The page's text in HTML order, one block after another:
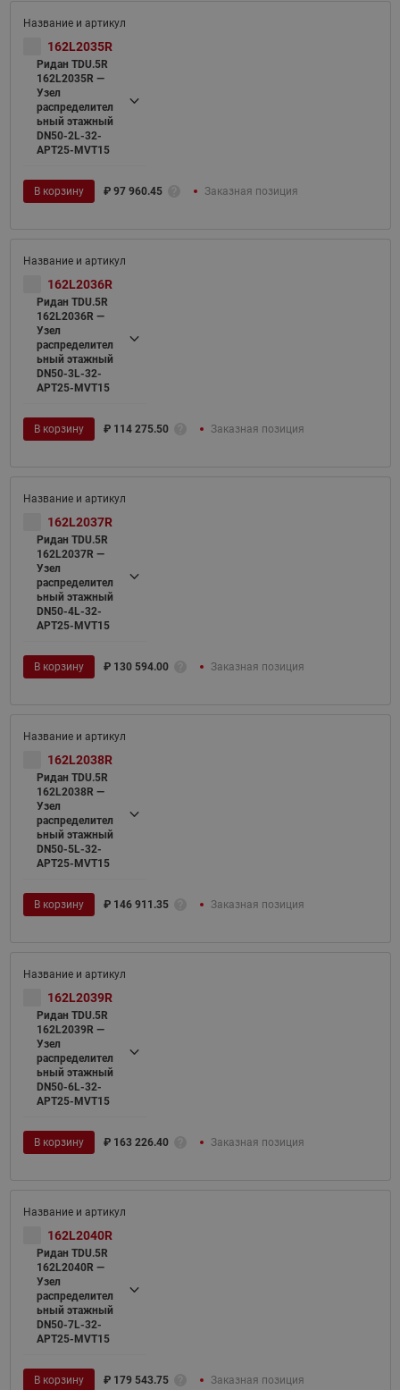
162L2035R
Ридан TDU.5R
162L2035R —
Узел
распределител
ьный этажный
DN50-2L-32-
APT25-MVT15
В корзину ₽ 97 960.45 Заказная позиция
162L2036R
Ридан TDU.5R
162L2036R —
Узел
распределител
ьный этажный
DN50-3L-32-
APT25-MVT15
В корзину ₽ 114 275.50 Заказная позиция
162L2037R
Ридан TDU.5R
162L2037R —
Узел
распределител
ьный этажный
DN50-4L-32-
APT25-MVT15
В корзину ₽ 130 594.00 Заказная позиция
162L2038R
Ридан TDU.5R
162L2038R —
Узел
распределител
ьный этажный
DN50-5L-32-
APT25-MVT15
В корзину ₽ 146 911.35 Заказная позиция
162L2039R
Ридан TDU.5R
162L2039R —
Узел
распределител
ьный этажный
DN50-6L-32-
APT25-MVT15
В корзину ₽ 163 226.40 Заказная позиция
162L2040R
Ридан TDU.5R
162L2040R —
Узел
распределител
ьный этажный
DN50-7L-32-
APT25-MVT15
В корзину ₽ 179 543.75 Заказная позиция